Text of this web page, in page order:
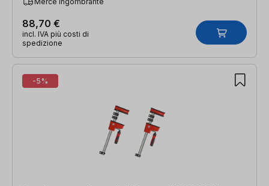
88,70 €
incl. IVA più costi di
spedizione
-5%